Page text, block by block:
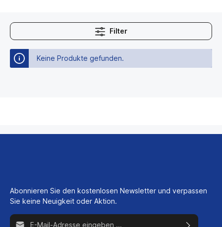
Filter
Keine Produkte gefunden.
Abonnieren Sie den kostenlosen Newsletter und verpassen
Sie keine Neuigkeit oder Aktion.
E-Mail-Adresse*